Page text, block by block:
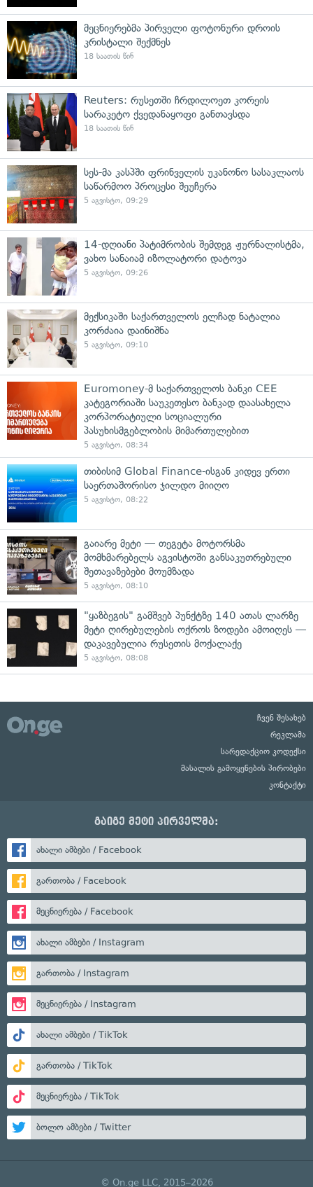
მეცნიერებმა პირველი ფოტონური დროის
კრისტალი შექმნეს
18 საათის წინ
Reuters: რუსეთში ჩრდილოეთ კორეის
სარაკეტო ქვედანაყოფი განთავსდა
18 საათის წინ
სეს-მა კასპში ფრინველის უკანონო სასაკლაოს
საწარმოო პროცესი შეუჩერა
5 აგვისტო, 09:29
14-დღიანი პატიმრობის შემდეგ ჟურნალისტმა,
ვახო სანაიამ იზოლატორი დატოვა
5 აგვისტო, 09:26
მექსიკაში საქართველოს ელჩად ნატალია
კორძაია დაინიშნა
5 აგვისტო, 09:10
Euromoney-მ საქართველოს ბანკი CEE
კატეგორიაში საუკეთესო ბანკად დაასახელა
კორპორატიული სოციალური
პასუხისმგებლობის მიმართულებით
5 აგვისტო, 08:34
თიბისიმ Global Finance-ისგან კიდევ ერთი
საერთაშორისო ჯილდო მიიღო
5 აგვისტო, 08:22
გაიარე მეტი — თეგეტა მოტორსმა
მომხმარებელს აგვისტოში განსაკუთრებული
შეთავაზებები მოუმზადა
5 აგვისტო, 08:10
"ყაზბეგის" გამშვებ პუნქტზე 140 ათას ლარზე
მეტი ღირებულების ოქროს ზოდები ამოიღეს —
დაკავებულია რუსეთის მოქალაქე
5 აგვისტო, 08:08
ჩვენ შესახებ
რეკლამა
სარედაქციო კოდექსი
მასალის გამოყენების პირობები
კონტაქტი
გაიგე მეტი პირველმა:
ახალი ამბები / Facebook
გართობა / Facebook
მეცნიერება / Facebook
ახალი ამბები / Instagram
გართობა / Instagram
მეცნიერება / Instagram
ახალი ამბები / TikTok
გართობა / TikTok
მეცნიერება / TikTok
ბოლო ამბები / Twitter
© On.ge LLC, 2015–2026